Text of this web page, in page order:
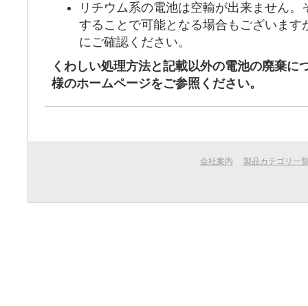
リチウム系の電池は空輸が出来ません
することで可能となる場合もございます
にご確認ください。
くわしい処理方法と記載以外の電池の廃棄に
様のホームページをご参照ください。
会社案内 製品カテゴリ一